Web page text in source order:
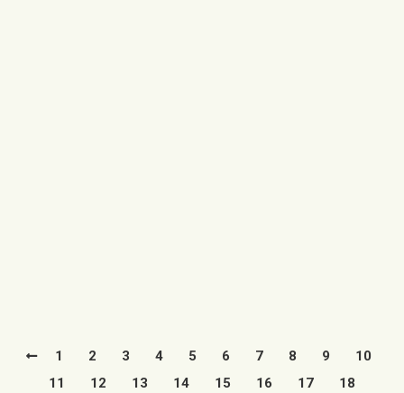
1 2 3 4 5 6 7 8 9
10
11
12 13 14 15 16 17
18